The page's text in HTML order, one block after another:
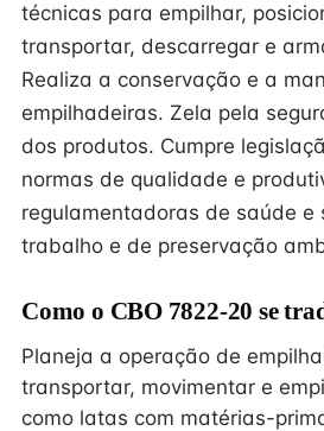
técnicas para empilhar,
transportar, descarregar e
Realiza a conservação e a
empilhadeiras. Zela pela
dos produtos. Cumpre
normas de qualidade e
regulamentadoras de saúde e
trabalho e de preservação
Como o CBO 7822-20 se
Planeja a operação de
transportar, movimentar e
como latas com matérias-